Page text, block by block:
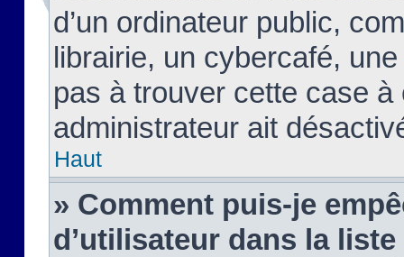
d’un ordinateur public,
librairie, un cybercafé,
pas à trouver cette case à
administrateur ait
Haut
» Comment puis-je
d’utilisateur dans la